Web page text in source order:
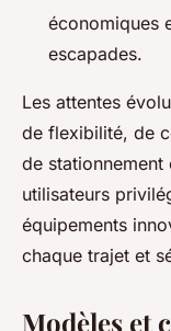
économiques
escapades.
Les attentes
de flexibilité, de
de
utilisateurs
équipements
chaque trajet et
Modèles et